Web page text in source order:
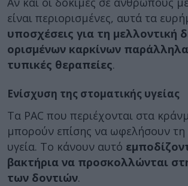
είναι περιορισμένες, αυτά τα
υποσχέσεις για τη μελλοντική
ορισμένων καρκίνων παράλληλα
τυπικές θεραπείες.
Ενίσχυση της στοματικής υγείας
Τα PAC που περιέχονται στα
μπορούν επίσης να ωφελήσουν τη
υγεία. Το κάνουν αυτό
βακτήρια να προσκολλώνται
των δοντιών.